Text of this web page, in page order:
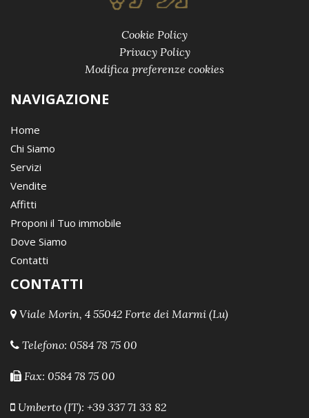
Cookie Policy
Privacy Policy
Modifica preferenze cookies
NAVIGAZIONE
Home
Chi Siamo
Servizi
Vendite
Affitti
Proponi il Tuo immobile
Dove Siamo
Contatti
CONTATTI
Viale Morin, 4 55042 Forte dei Marmi (Lu)
Telefono: 0584 78 75 00
Fax: 0584 78 75 00
Umberto (IT): +39 337 71 33 82